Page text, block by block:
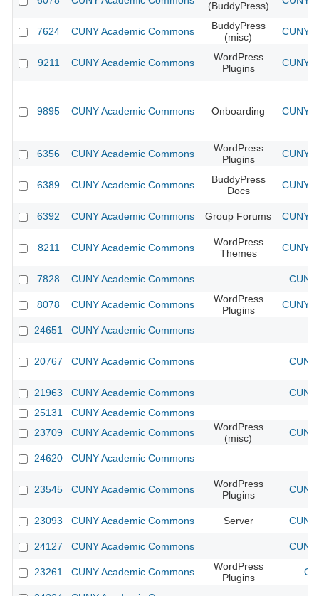
(BuddyPress)
7624 CUNY Academic Commons
BuddyPress
(misc)
CUNY
9211 CUNY Academic Commons
WordPress
Plugins
CUNY
9895 CUNY Academic Commons Onboarding CUNY
6356 CUNY Academic Commons
WordPress
Plugins
CUNY
6389 CUNY Academic Commons
BuddyPress
Docs
CUNY
6392 CUNY Academic Commons Group Forums CUNY
8211 CUNY Academic Commons
WordPress
Themes
CUNY
7828 CUNY Academic Commons
8078 CUNY Academic Commons
WordPress
Plugins
CUNY
24651 CUNY Academic Commons
20767 CUNY Academic Commons
21963 CUNY Academic Commons
25131
CUNY Academic Commons
23709
CUNY Academic Commons
WordPress
(misc)
24620 CUNY Academic Commons
23545 CUNY Academic Commons
WordPress
Plugins
23093 CUNY Academic Commons Server
24127 CUNY Academic Commons
23261 CUNY Academic Commons
WordPress
Plugins